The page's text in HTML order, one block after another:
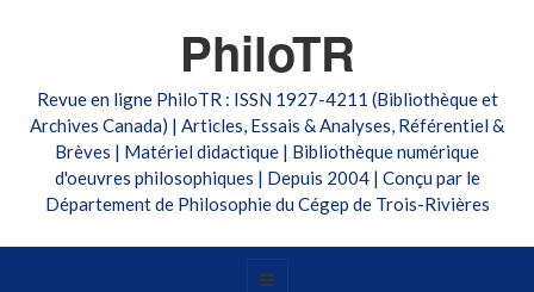
PhiloTR
Revue en ligne PhiloTR : ISSN 1927-4211 (Bibliothèque et
Archives Canada) | Articles, Essais & Analyses, Référentiel &
Brèves | Matériel didactique | Bibliothèque numérique
d'oeuvres philosophiques | Depuis 2004 | Conçu par le
Département de Philosophie du Cégep de Trois-Rivières